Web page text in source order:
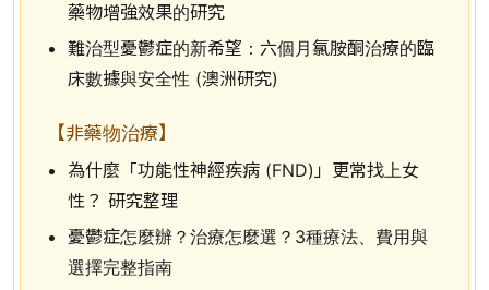
藥物增強效果的研究
難治型憂鬱症的新希望：六個月氯胺酮治療的臨
床數據與安全性 (澳洲研究)
【非藥物治療】
為什麼「功能性神經疾病 (FND)」更常找上女
性？ 研究整理
憂鬱症怎麼辦？治療怎麼選？3種療法、費用與
選擇完整指南